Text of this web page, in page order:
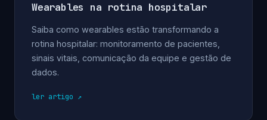
Wearables na rotina hospitalar
Saiba como wearables estão transformando a
rotina hospitalar: monitoramento de pacientes,
sinais vitais, comunicação da equipe e gestão de
dados.
ler artigo